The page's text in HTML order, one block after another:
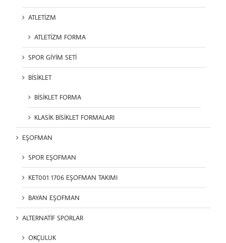
ATLETİZM
ATLETİZM FORMA
SPOR GİYİM SETİ
BİSİKLET
BİSİKLET FORMA
KLASİK BİSİKLET FORMALARI
EŞOFMAN
SPOR EŞOFMAN
KET001 1706 EŞOFMAN TAKIMI
BAYAN EŞOFMAN
ALTERNATİF SPORLAR
OKÇULUK